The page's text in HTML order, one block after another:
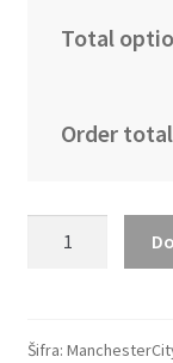
Total
Order
City
Šifra: